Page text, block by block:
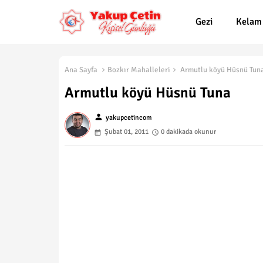
Gezi Kelam
Ana Sayfa Bozkır Mahalleleri Armutlu köyü Hüsnü
Armutlu köyü Hüsnü Tuna
person yakupcetincom
Şubat 01, 2011
0 dakikada okunur